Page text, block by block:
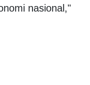
nasional,"